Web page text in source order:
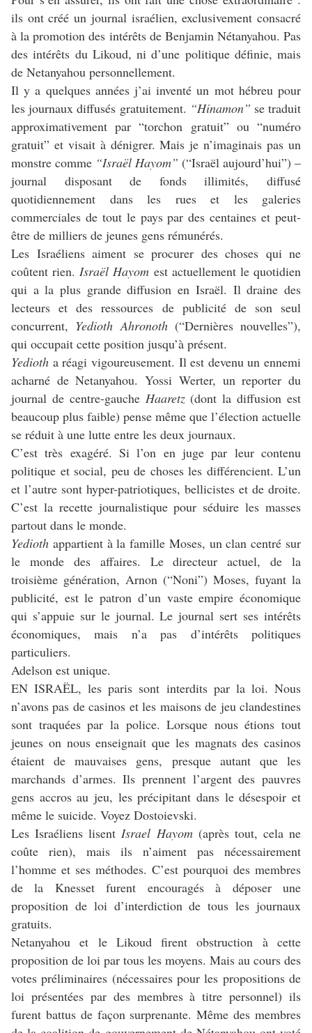
ils ont créé un journal israélien, exclusivement consacré
à la promotion des intérêts de Benjamin Nétanyahou. Pas
des intérêts du Likoud, ni d’une politique définie, mais
de Netanyahou personnellement.
Il y a quelques années j’ai inventé un mot hébreu pour
les journaux diffusés gratuitement. “Hinamon” se traduit
approximativement par “torchon gratuit” ou “numéro
gratuit” et visait à dénigrer. Mais je n’imaginais pas un
monstre comme “Israël Hayom” (“Israël aujourd’hui”) –
journal disposant de fonds illimités, diffusé
quotidiennement dans les rues et les galeries
commerciales de tout le pays par des centaines et peut-
être de milliers de jeunes gens rémunérés.
Les Israéliens aiment se procurer des choses qui ne
coûtent rien.Israël Hayom est actuellement le quotidien
qui a la plus grande diffusion en Israël. Il draine des
lecteurs et des ressources de publicité de son seul
concurrent, Yedioth Ahronoth(“Dernières nouvelles”),
qui occupait cette position jusqu’à présent.
Yedioth a réagi vigoureusement. Il est devenu un ennemi
acharné de Netanyahou. Yossi Werter, un reporter du
journal de centre-gauche Haaretz(dont la diffusion est
beaucoup plus faible) pense même que l’élection actuelle
se réduit à une lutte entre les deux journaux.
C’est très exagéré. Si l’on en juge par leur contenu
politique et social, peu de choses les différencient. L’un
et l’autre sont hyper-patriotiques, bellicistes et de droite.
C’est la recette journalistique pour séduire les masses
partout dans le monde.
Yedioth appartient à la famille Moses, un clan centré sur
le monde des affaires. Le directeur actuel, de la
troisième génération, Arnon (“Noni”) Moses, fuyant la
publicité, est le patron d’un vaste empire économique
qui s’appuie sur le journal. Le journal sert ses intérêts
économiques, mais n’a pas d’intérêts politiques
particuliers.
Adelson est unique.
EN ISRAËL, les paris sont interdits par la loi. Nous
n’avons pas de casinos et les maisons de jeu clandestines
sont traquées par la police. Lorsque nous étions tout
jeunes on nous enseignait que les magnats des casinos
étaient de mauvaises gens, presque autant que les
marchands d’armes. Ils prennent l’argent des pauvres
gens accros au jeu, les précipitant dans le désespoir et
même le suicide. Voyez Dostoievski.
Les Israéliens lisentIsrael Hayom(après tout, cela ne
coûte rien), mais ils n’aiment pas nécessairement
l’homme et ses méthodes. C’est pourquoi des membres
de la Knesset furent encouragés à déposer une
proposition de loi d’interdiction de tous les journaux
gratuits.
Netanyahou et le Likoud firent obstruction à cette
proposition de loi par tous les moyens. Mais au cours des
votes préliminaires (nécessaires pour les propositions de
loi présentées par des membres à titre personnel) ils
furent battus de façon surprenante. Même des membres